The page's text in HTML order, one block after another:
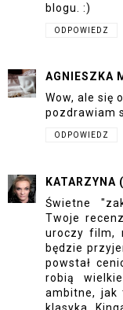
blogu. :)
ODPOWIEDZ
AGNIESZKA
Wow, ale się
pozdrawiam
ODPOWIEDZ
KATARZYNA
Świetne
Twoje
uroczy film,
będzie
powstał
robią
ambitne, jak